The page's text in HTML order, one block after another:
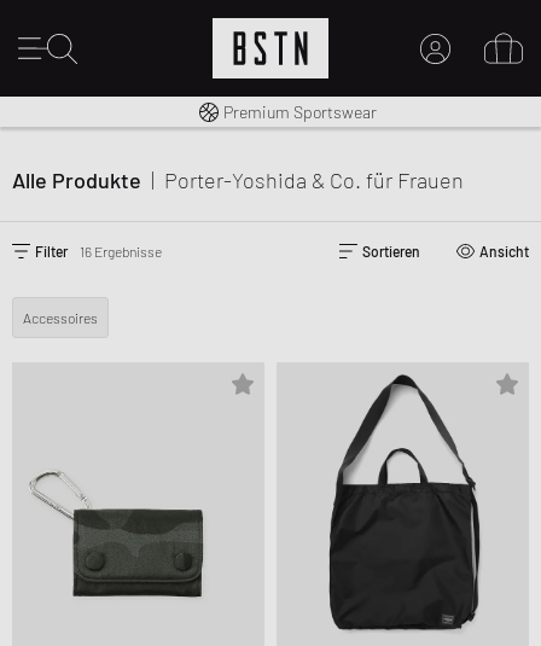
EINEN ACCOUNT ERSTELLEN
Kostenloser Versand nach DE ab € 70
Premium Sportswear
Alle Produkte | Porter-Yoshida & Co. für Frauen
Filter 16 Ergebnisse Sortieren Ansicht
Accessoires